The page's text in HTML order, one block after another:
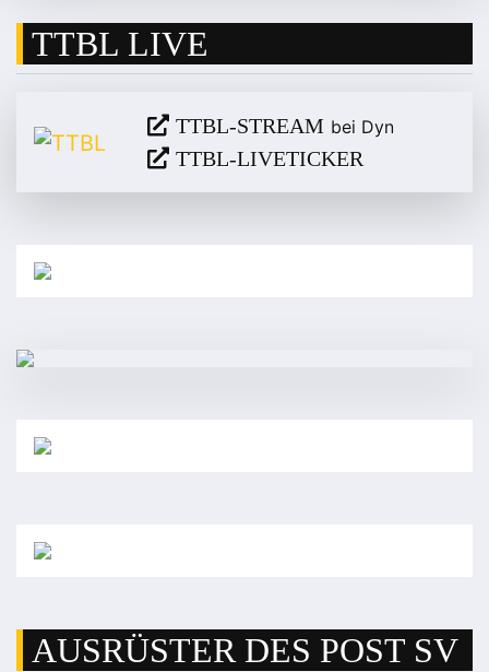
TTBL LIVE
TTBL-STREAM bei Dyn
TTBL-LIVETICKER
AUSRÜSTER DES POST SV